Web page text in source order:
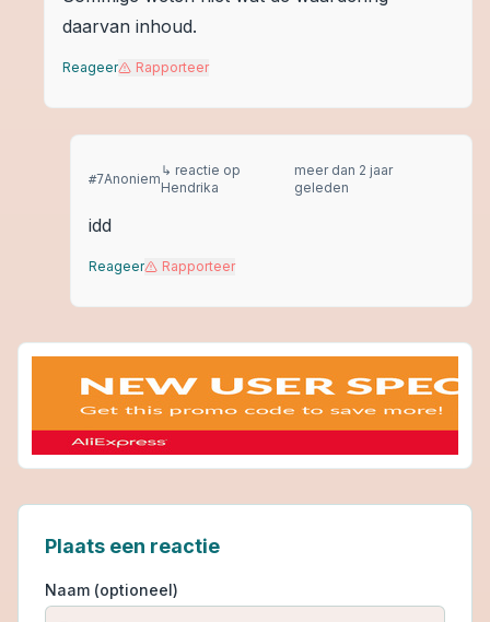
daarvan inhoud.
Reageer Rapporteer
#7Anoniem
↳ reactie op
Hendrika
meer dan 2 jaar
geleden
idd
Reageer Rapporteer
Plaats een reactie
Naam (optioneel)